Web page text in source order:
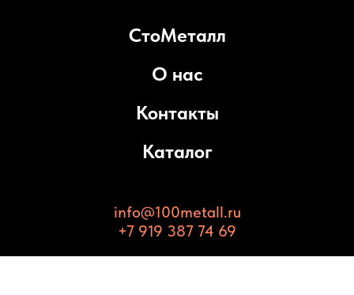
СтоМеталл
О нас
Контакты
Каталог
info@100metall.ru
+7 919 387 74 69